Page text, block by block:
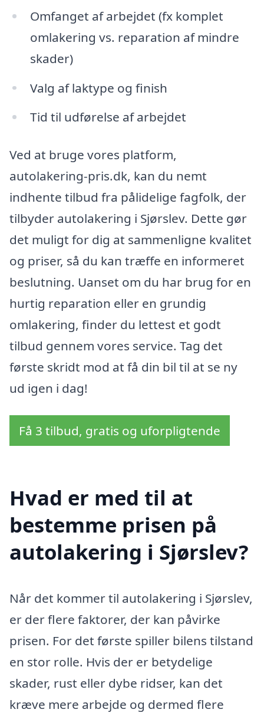
Omfanget af arbejdet (fx komplet
omlakering vs. reparation af mindre
skader)
Valg af laktype og finish
Tid til udførelse af arbejdet
Ved at bruge vores platform,
autolakering-pris.dk, kan du nemt
indhente tilbud fra pålidelige fagfolk, der
tilbyder autolakering i Sjørslev. Dette gør
det muligt for dig at sammenligne kvalitet
og priser, så du kan træffe en informeret
beslutning. Uanset om du har brug for en
hurtig reparation eller en grundig
omlakering, finder du lettest et godt
tilbud gennem vores service. Tag det
første skridt mod at få din bil til at se ny
ud igen i dag!
Få 3 tilbud, gratis og uforpligtende
Hvad er med til at
bestemme prisen på
autolakering i Sjørslev?
Når det kommer til autolakering i Sjørslev,
er der flere faktorer, der kan påvirke
prisen. For det første spiller bilens tilstand
en stor rolle. Hvis der er betydelige
skader, rust eller dybe ridser, kan det
kræve mere arbejde og dermed flere